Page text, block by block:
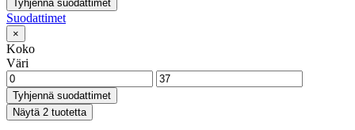
Tyhjennä suodattimet
Suodattimet
×
Koko
Väri
Tyhjennä suodattimet
Näytä 2 tuotetta